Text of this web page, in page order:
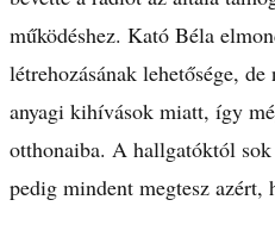
működéshez. Kató Béla
létrehozásának lehetősége,
anyagi kihívások miatt, így
otthonaiba. A hallgatóktól
pedig mindent megtesz